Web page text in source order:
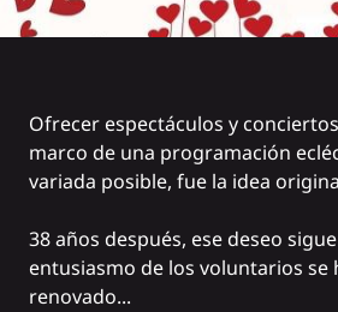
Ofrecer espectáculos y
marco de una programación
variada posible, fue la idea
38 años después, ese deseo
entusiasmo de los voluntarios se
renovado...